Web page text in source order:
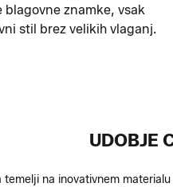
blagovne znamke, vsak
stil brez velikih vlaganj.
UDOBJE
temelji na inovativnem